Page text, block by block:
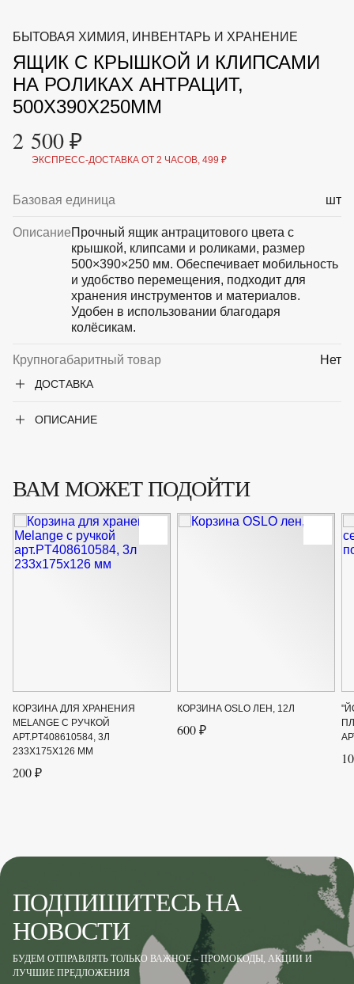
МАЛАЯ МЕХАНИЗАЦИЯ
ОТПУГИВАТЕЛИ ОТ ПТИЦ, НАСЕКОМЫХ И
ГРЫЗУНОВ
САДОВАЯ ОДЕЖДА И ОБУВЬ
САДОВЫЙ ИНСТРУМЕНТ
СЕМЕНА
ТОВАРЫ ДЛЯ БАНЬ И САУН
ТОВАРЫ ДЛЯ ПОЛИВА
ХОЗ ТОВАРЫ
Sale Новинки Акции
УХОД
+7 (495) 197 87
87
БЫТОВАЯ ХИМИЯ, ИНВЕНТАРЬ И ХРАНЕНИЕ
ЯЩИК С КРЫШКОЙ И КЛИПСАМИ
НА РОЛИКАХ АНТРАЦИТ,
500Х390Х250ММ
2 500 ₽
ЭКСПРЕСС-ДОСТАВКА ОТ 2 ЧАСОВ, 499 ₽
Базовая единица шт
ОписаниеПрочный ящик антрацитового цвета с
крышкой, клипсами и роликами, размер
500×390×250 мм. Обеспечивает мобильность
и удобство перемещения, подходит для
хранения инструментов и материалов.
Удобен в использовании благодаря
колёсикам.
Крупногабаритный товар Нет
ДОСТАВКА
ОПИСАНИЕ
ВАМ МОЖЕТ ПОДОЙТИ
КОРЗИНА ДЛЯ ХРАНЕНИЯ
MELANGE С РУЧКОЙ
АРТ.PT408610584, 3Л
233Х175Х126 ММ
200 ₽
КОРЗИНА OSLO ЛЕН, 12Л
600 ₽
ПОДПИШИТЕСЬ НА
НОВОСТИ
БУДЕМ ОТПРАВЛЯТЬ ТОЛЬКО ВАЖНОЕ – ПРОМОКОДЫ, АКЦИИ И
ЛУЧШИЕ ПРЕДЛОЖЕНИЯ